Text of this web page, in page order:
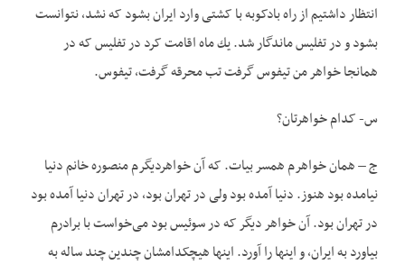
انتظار داشتیم از راه بادکوبه با کشتی وارد ایران بشود که نشد، نتوانست
بشود و در تفلیس ماندگار شد. يك ماه اقامت کرد در تفلیس که در
همانجا خواهر من تيفوس گرفت تب محرقه گرفت، تیفوس.
س- کدام خواهرتان؟
ج – همان خواهرم همسر بيات. که آن خواهردیگرم منصوره خانم دنیا
نیامده بود هنوز. دنیا آمده بود ولی در تهران بود، در تهران دنیا آمده بود
در تهران بود. آن خواهر دیگر که در سوئیس بود می‌‌‌خواست با برادرم
بیاورد به ایران، و اينها را آورد. اینها هیچکدامشان چندین چند ساله به